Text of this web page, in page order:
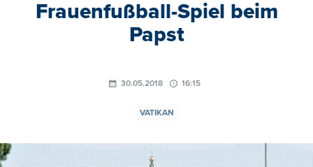
Frauenfußball-Spiel beim
Papst
30.05.2018 16:15
VATIKAN